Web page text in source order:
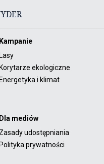
Kampanie
Lasy
Korytarze ekologiczne
Energetyka i klimat
Dla mediów
Zasady udostępniania
Polityka prywatności